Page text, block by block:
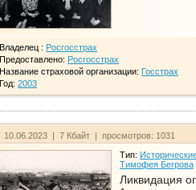
Владелец : Росгосстрах
Предоставлено: Росгосстрах
Название страховой организации: Госстрах
Год: 2003
10.06.2023 | 7 Кбайт | просмотров: 1031
Тип:
Тимофея Бегрова
Ликвидация